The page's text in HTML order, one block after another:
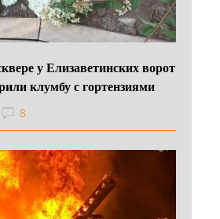
у Елизаветинских ворот
клумбу с гортензиями
8